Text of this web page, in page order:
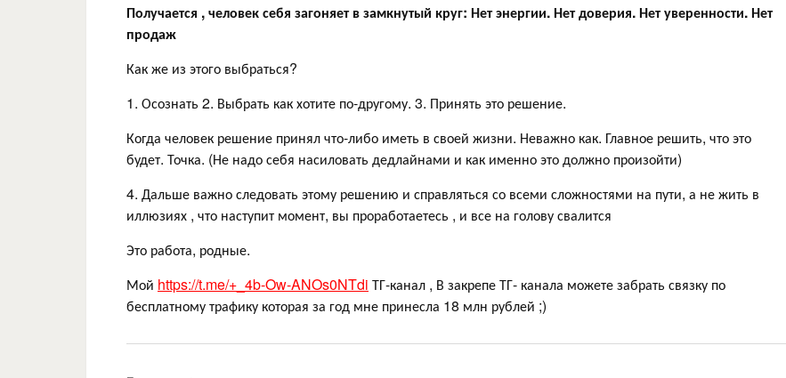
Получается , человек себя загоняет в замкнутый круг: Нет энергии. Нет доверия. Нет уверенности. Нет
продаж
Как же из этого выбраться?
1. Осознать 2. Выбрать как хотите по-другому. 3. Принять это решение.
Когда человек решение принял что-либо иметь в своей жизни. Неважно как. Главное решить, что это
будет. Точка. (Не надо себя насиловать дедлайнами и как именно это должно произойти)
4. Дальше важно следовать этому решению и справляться со всеми сложностями на пути, а не жить в
иллюзиях , что наступит момент, вы проработаетесь , и все на голову свалится
Это работа, родные.
Мой https://t.me/+_4b-Ow-ANOs0NTdi ТГ-канал , В закрепе ТГ- канала можете забрать связку по
бесплатному трафику которая за год мне принесла 18 млн рублей ;)